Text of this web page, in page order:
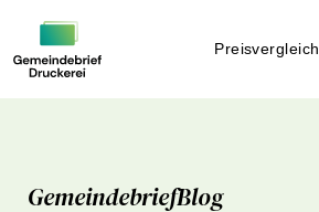
Preisvergleich
GemeindebriefBlog